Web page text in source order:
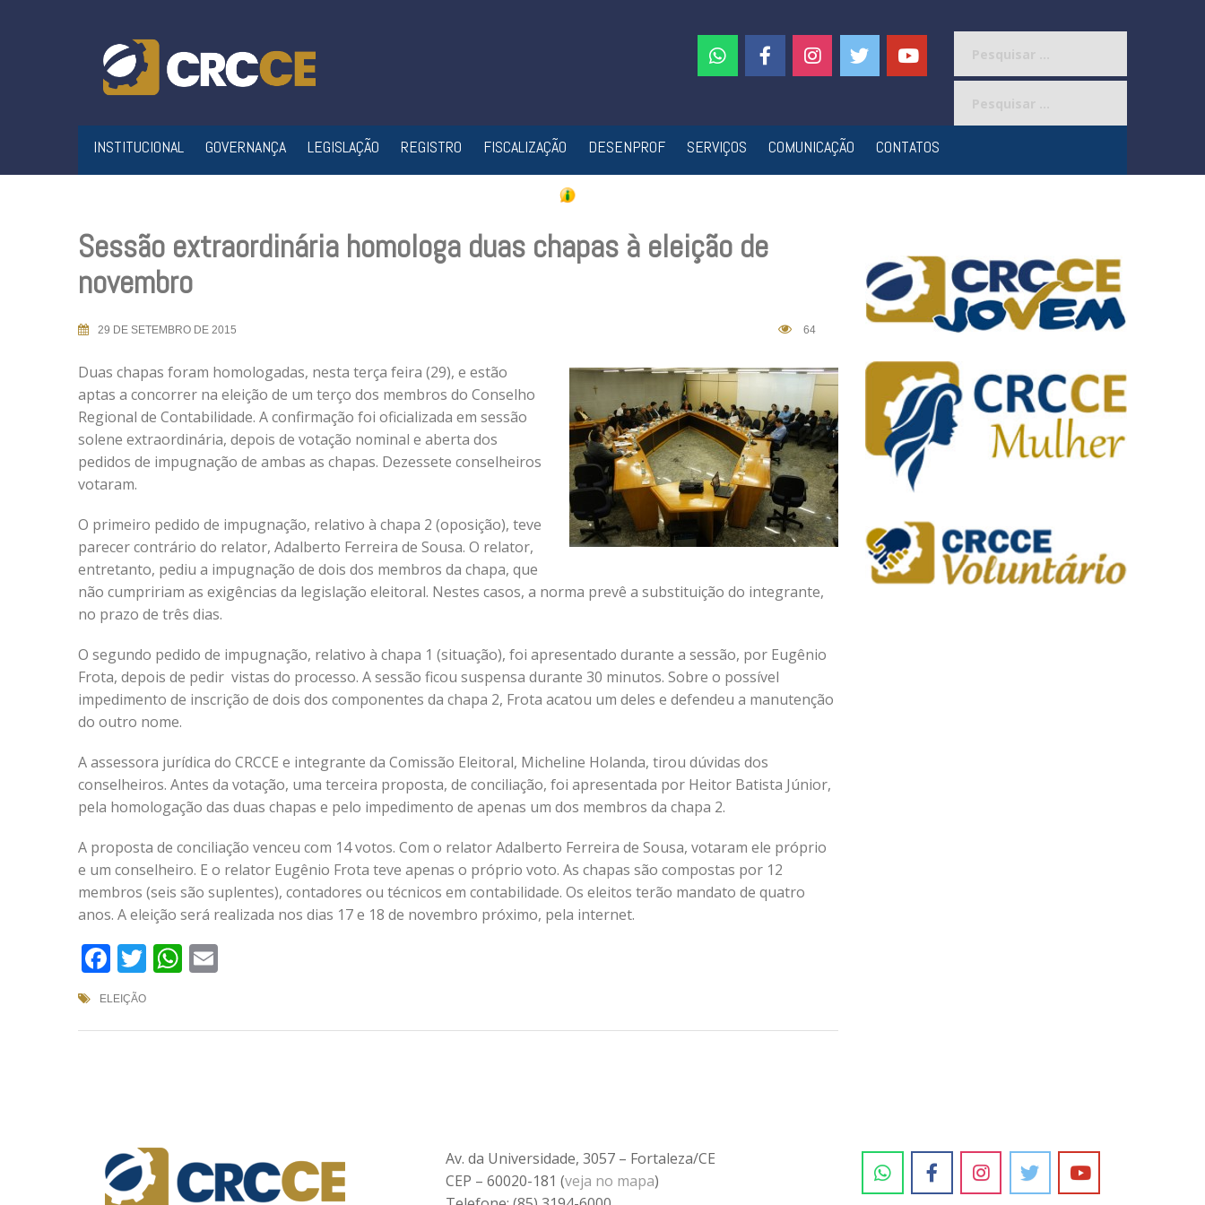
INSTITUCIONAL GOVERNANÇA LEGISLAÇÃO REGISTRO FISCALIZAÇÃO DESENPROF SERVIÇOS COMUNICAÇÃO CONTATOS
Sessão extraordinária homologa duas chapas à eleição de
novembro
29 DE SETEMBRO DE 2015 64
Duas chapas foram homologadas, nesta terça feira (29), e estão
aptas a concorrer na eleição de um terço dos membros do Conselho
Regional de Contabilidade. A confirmação foi oficializada em sessão
solene extraordinária, depois de votação nominal e aberta dos
pedidos de impugnação de ambas as chapas. Dezessete conselheiros
votaram.
O primeiro pedido de impugnação, relativo à chapa 2 (oposição), teve
parecer contrário do relator, Adalberto Ferreira de Sousa. O relator,
entretanto, pediu a impugnação de dois dos membros da chapa, que
não cumpririam as exigências da legislação eleitoral. Nestes casos, a norma prevê a substituição do integrante,
no prazo de três dias.
O segundo pedido de impugnação, relativo à chapa 1 (situação), foi apresentado durante a sessão, por Eugênio
Frota, depois de pedir vistas do processo. A sessão ficou suspensa durante 30 minutos. Sobre o possível
impedimento de inscrição de dois dos componentes da chapa 2, Frota acatou um deles e defendeu a manutenção
do outro nome.
A assessora jurídica do CRCCE e integrante da Comissão Eleitoral, Micheline Holanda, tirou dúvidas dos
conselheiros. Antes da votação, uma terceira proposta, de conciliação, foi apresentada por Heitor Batista Júnior,
pela homologação das duas chapas e pelo impedimento de apenas um dos membros da chapa 2.
A proposta de conciliação venceu com 14 votos. Com o relator Adalberto Ferreira de Sousa, votaram ele próprio
e um conselheiro. E o relator Eugênio Frota teve apenas o próprio voto. As chapas são compostas por 12
membros (seis são suplentes), contadores ou técnicos em contabilidade. Os eleitos terão mandato de quatro
anos. A eleição será realizada nos dias 17 e 18 de novembro próximo, pela internet.
Facebook
TwitterWhatsApp
ELEIÇÃO
Av. da Universidade, 3057 – Fortaleza/CE
CEP – 60020-181 (veja no mapa)